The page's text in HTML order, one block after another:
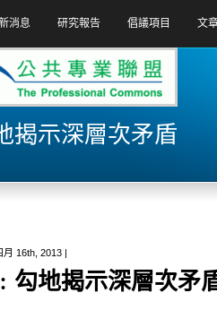
消息 研究報告 倡議項目 文
揭示深層次矛盾
月 16th, 2013 |
勾地揭示深層次矛